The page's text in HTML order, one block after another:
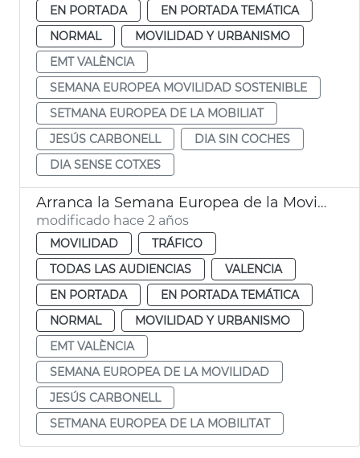
EN PORTADA
EN PORTADA TEMÁTICA
NORMAL
MOVILIDAD Y URBANISMO
EMT VALÈNCIA
SEMANA EUROPEA MOVILIDAD SOSTENIBLE
SETMANA EUROPEA DE LA MOBILIAT
JESÚS CARBONELL
DIA SIN COCHES
DIA SENSE COTXES
Arranca la Semana Europea de la Movilidad
modificado hace 2 años
MOVILIDAD
TRÁFICO
TODAS LAS AUDIENCIAS
VALENCIA
EN PORTADA
EN PORTADA TEMÁTICA
NORMAL
MOVILIDAD Y URBANISMO
EMT VALÈNCIA
SEMANA EUROPEA DE LA MOVILIDAD
JESÚS CARBONELL
SETMANA EUROPEA DE LA MOBILITAT